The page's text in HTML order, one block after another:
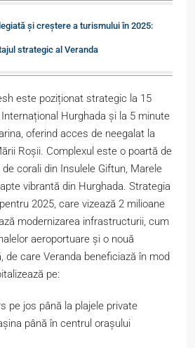
și creștere a turismului în 2025:
strategic al Veranda
este poziționat strategic la 15
Hurghada și la 5 minute
oferind acces de neegalat la
Roșii. Complexul este o poartă de
corali din Insulele Giftun, Marele
vibrantă din Hurghada. Strategia
2025, care vizează 2 milioane
modernizarea infrastructurii, cum
aeroportuare și o nouă
de care Veranda beneficiază în mod
pe:
pe jos până la plajele private
până în centrul orașului